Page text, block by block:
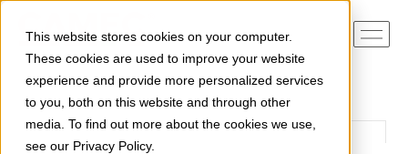
This website stores cookies on your computer.
These cookies are used to improve your website
experience and provide more personalized services
to you, both on this website and through other
media. To find out more about the cookies we use,
see our Privacy Policy.